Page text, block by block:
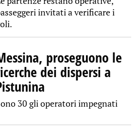
invitati a verificare i
proseguono le
dei dispersi a
30 gli operatori impegnati